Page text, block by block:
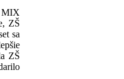
MIX
ZŠ
sa
ZŠ